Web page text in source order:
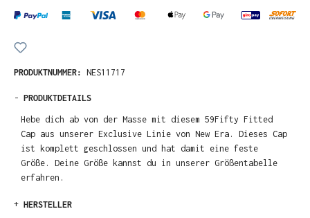
PRODUKTNUMMER: NES11717
- PRODUKTDETAILS
Hebe dich ab von der Masse mit diesem 59Fifty Fitted
Cap aus unserer Exclusive Linie von New Era. Dieses Cap
ist komplett geschlossen und hat damit eine feste
Größe. Deine Größe kannst du in unserer Größentabelle
erfahren.
+ HERSTELLER